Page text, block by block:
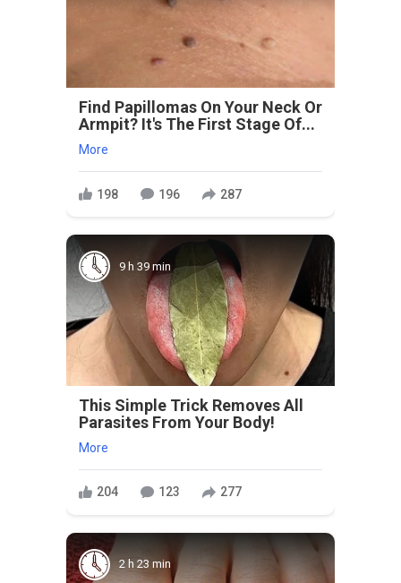
Find Papillomas On Your Neck Or
Armpit? It's The First Stage Of...
More
198 196 287
9 h 39 min
This Simple Trick Removes All
Parasites From Your Body!
More
204 123 277
2 h 23 min